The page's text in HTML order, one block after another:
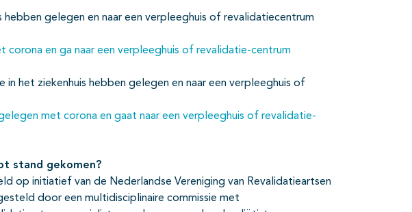
gelegen en naar een verpleeghuis of revalidatiecentrum
corona en ga naar een verpleeghuis of revalidatie-centrum
in het ziekenhuis hebben gelegen en naar een verpleeghuis of
met corona en gaat naar een verpleeghuis of revalidatie-
stand gekomen?
op initiatief van de Nederlandse Vereniging van Revalidatieartsen
door een multidisciplinaire commissie met